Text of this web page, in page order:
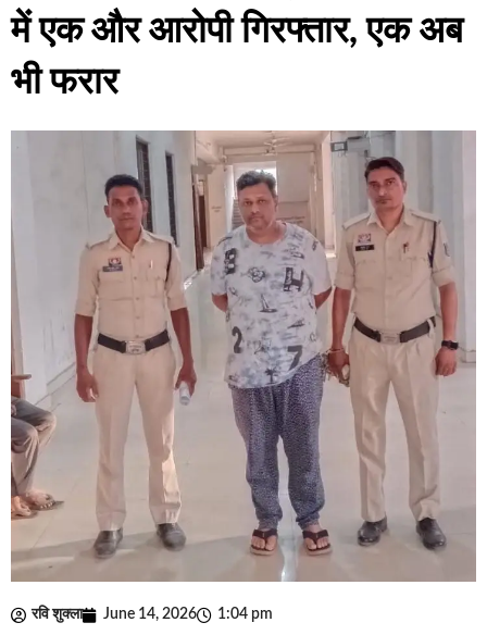
में एक और आरोपी गिरफ्तार, एक अब
भी फरार
रवि शुक्ला June 14, 2026 1:04 pm